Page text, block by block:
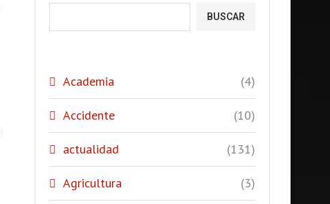
BUSCAR
Academia (4)
Accidente (10)
actualidad (131)
Agricultura (3)